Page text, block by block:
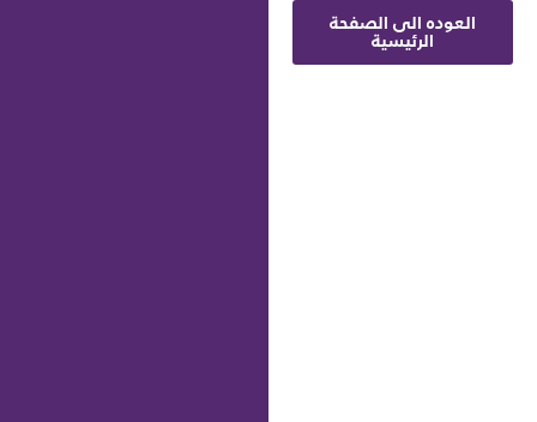
العوده الى الصفحة
الرئيسية